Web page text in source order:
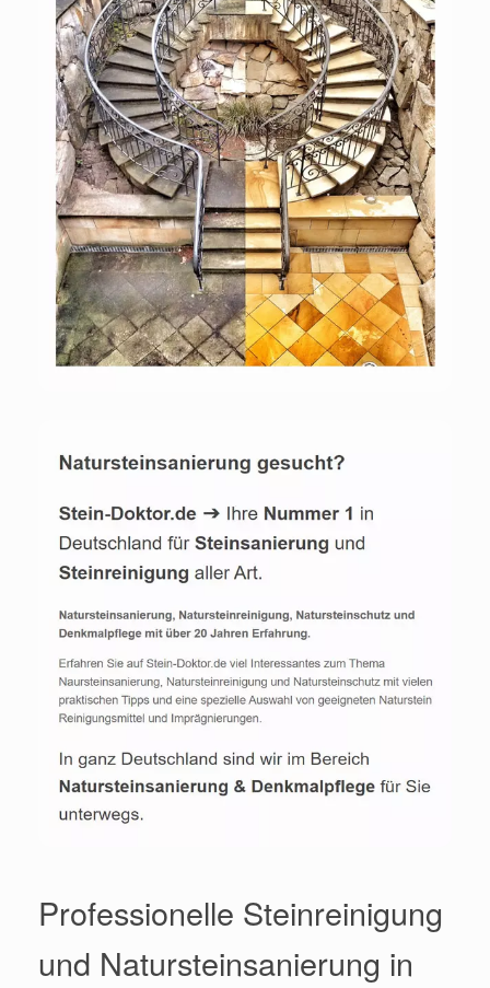
Professionelle Steinreinigung
und Natursteinsanierung in